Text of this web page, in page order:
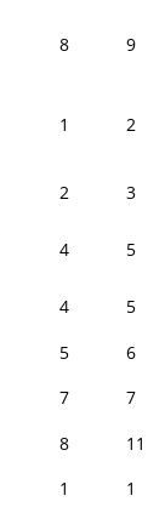
8 9
1 2
2
3
4
5
4
5
5
6
7
7
8
11
1 1